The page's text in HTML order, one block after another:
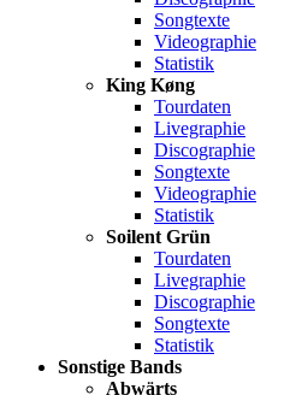
Songtexte
Videographie
Statistik
King Køng
Tourdaten
Livegraphie
Discographie
Songtexte
Videographie
Statistik
Soilent Grün
Tourdaten
Livegraphie
Discographie
Songtexte
Statistik
Sonstige Bands
Abwärts